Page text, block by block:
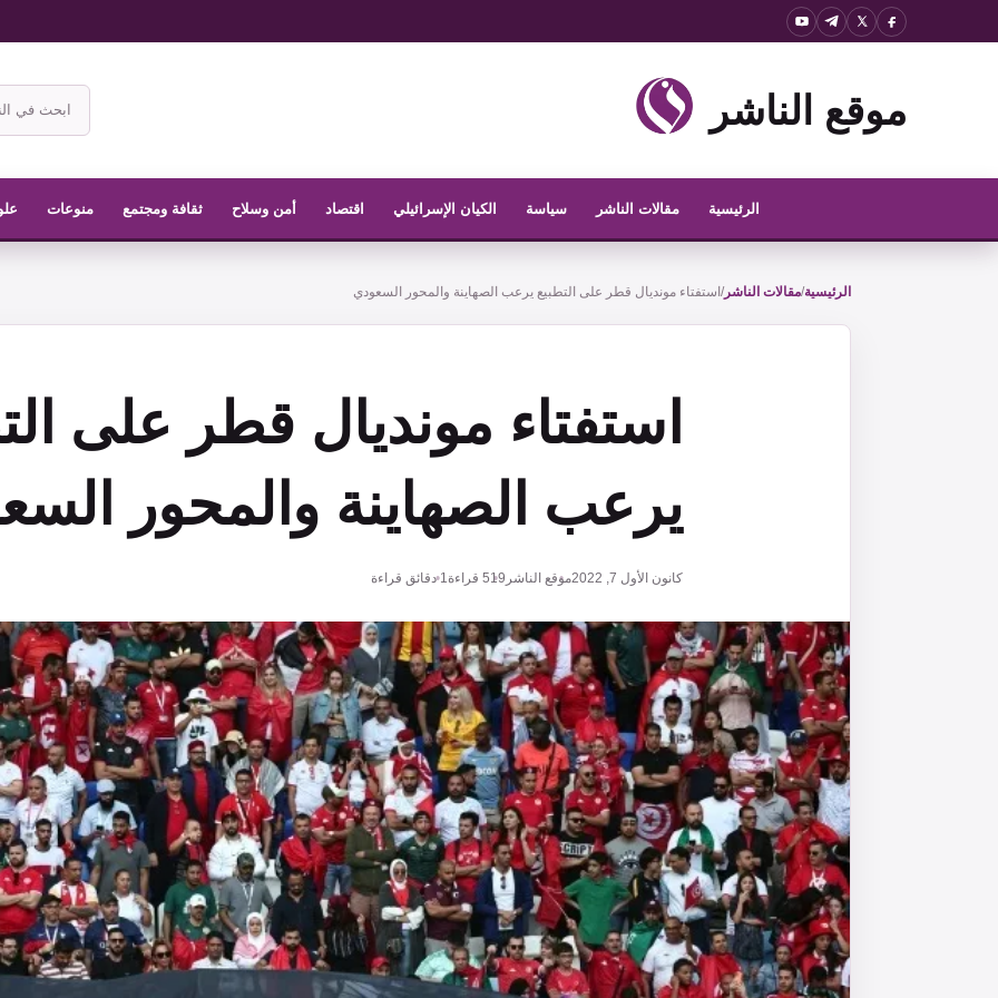
موقع الناشر
ابحث
في
الناشر
الرئيسية مقالات الناشر سياسة الكيان الإسرائيلي اقتصاد أمن وسلاح ثقافة ومجتمع منوعات
الرئيسية/مقالات الناشر/ استفتاء مونديال قطر على التطبيع يرعب الصهاينة والمحور السعودي
استفتاء مونديال قطر على
يرعب الصهاينة والمحور
كانون الأول 7, 2022 موقع الناشر 519 قراءة1 دقائق قراءة